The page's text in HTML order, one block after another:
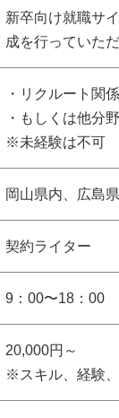
新卒向け就職サ
成を行っていた
・リクルート関
・もしくは他分
※未経験は不可
岡山県内、広島
契約ライター
9：00〜18：00
20,000円～
※スキル、経験